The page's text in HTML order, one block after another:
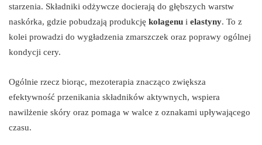
starzenia. Składniki odżywcze docierają do głębszych warstw
naskórka, gdzie pobudzają produkcję kolagenu i elastyny. To z
kolei prowadzi do wygładzenia zmarszczek oraz poprawy ogólnej
kondycji cery.
Ogólnie rzecz biorąc, mezoterapia znacząco zwiększa
efektywność przenikania składników aktywnych, wspiera
nawilżenie skóry oraz pomaga w walce z oznakami upływającego
czasu.